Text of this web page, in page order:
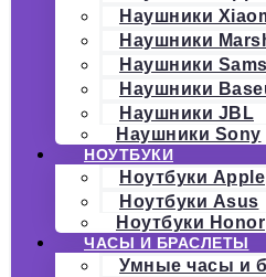
Наушники
Наушники
Наушники
Наушники
Наушники JBL
Наушники Sony
НОУТБУКИ
Ноутбуки Apple
Ноутбуки Asus
Ноутбуки Honor
ЧАСЫ И БРАСЛЕТЫ
Умные часы и